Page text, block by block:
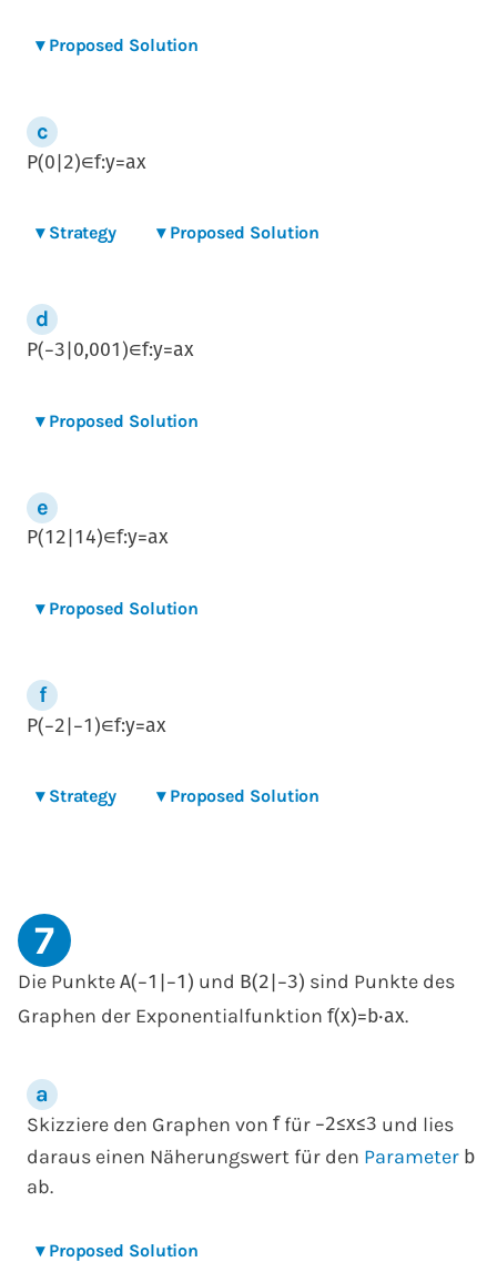
▾ Proposed Solution
P(0 2)∈f:y=ax
▾ Strategy ▾ Proposed Solution
P(−3 0,001 )∈f:y=ax
▾ Proposed Solution
P(1 2 1 4)∈f:y=ax
▾ Proposed Solution
P(−2 −1 )∈f:y=ax
▾ Strategy ▾ Proposed Solution
7
Die Punkte A(−1 −1 ) und B(2 −3) sind Punkte des
Graphen der Exponentialfunktion f(x)= b⋅ax.
Skizziere den Graphen von ffür −2≤x≤3 und lies
daraus einen Näherungswert für den Parameter b
ab.
▾ Proposed Solution